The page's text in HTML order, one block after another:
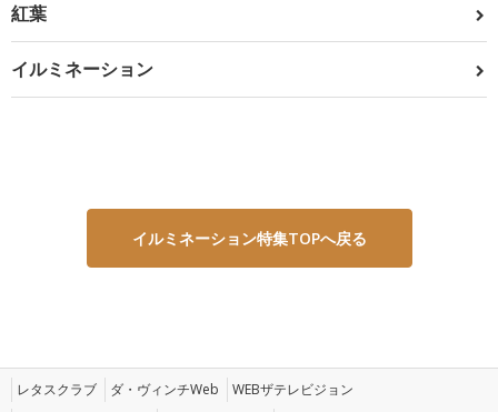
紅葉
イルミネーション
イルミネーション特集TOPへ戻る
レタスクラブ ダ・ヴィンチWeb
WEBザテレビジョン